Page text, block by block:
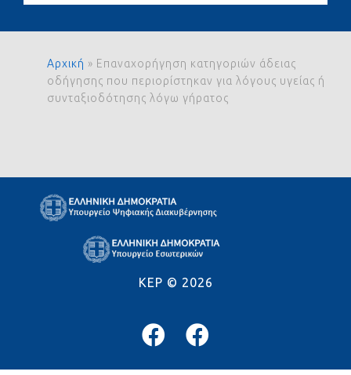
Αρχική » Επαναχορήγηση κατηγοριών άδειας
οδήγησης που περιορίστηκαν για λόγους υγείας ή
συνταξιοδότησης λόγω γήρατος
KEP © 2026